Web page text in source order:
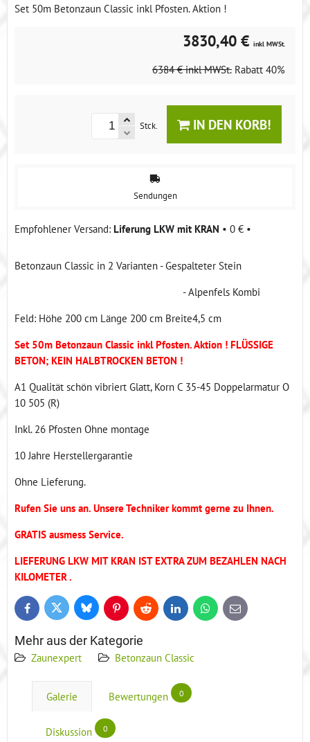
Set 50m Betonzaun Classic inkl Pfosten. Aktion !
3830,40 € inkl MWSt.
6384 € inkl MWSt. Rabatt 40%
Stck. IN DEN KORB!
Sendungen
Liferung LKW mit KRAN • 0 € •
Betonzaun Classic in 2 Varianten - Gespalteter Stein
- Alpenfels Kombi
Feld: Höhe 200 cm Länge 200 cm Breite4,5 cm
Set 50m Betonzaun Classic inkl Pfosten. Aktion ! FLÜSSIGE
BETON; KEIN HALBTROCKEN BETON !
A1 Qualität schön vibriert Glatt, Korn C 35-45 Doppelarmatur O
10 505 (R)
Inkl. 26 Pfosten Ohne montage
10 Jahre Herstellergarantie
Ohne Lieferung.
Rufen Sie uns an. Unsere Techniker kommt gerne zu Ihnen.
GRATIS ausmess Service.
LIEFERUNG LKW MIT KRAN IST EXTRA ZUM BEZAHLEN NACH
KILOMETER .
FacebookTwitter BlueskyPinterestReddit LinkedInWhatsApp
E-
mail
Mehr aus der Kategorie
Zaunexpert Betonzaun Classic
Galerie Bewertungen 0
Diskussion 0